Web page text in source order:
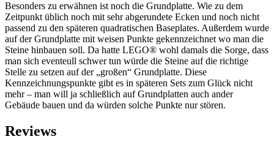
Besonders zu erwähnen ist noch die Grundplatte. Wie zu dem
Zeitpunkt üblich noch mit sehr abgerundete Ecken und noch nicht
passend zu den späteren quadratischen Baseplates. Außerdem wurde
auf der Grundplatte mit weisen Punkte gekennzeichnet wo man die
Steine hinbauen soll. Da hatte LEGO® wohl damals die Sorge, dass
man sich eventeull schwer tun würde die Steine auf die richtige
Stelle zu setzen auf der „großen“ Grundplatte. Diese
Kennzeichnungspunkte gibt es in späteren Sets zum Glück nicht
mehr – man will ja schließlich auf Grundplatten auch ander
Gebäude bauen und da würden solche Punkte nur stören.
Reviews